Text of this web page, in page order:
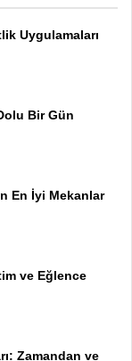
Uygulamaları
Bir Gün
En İyi Mekanlar
ve Eğlence
Zamandan ve